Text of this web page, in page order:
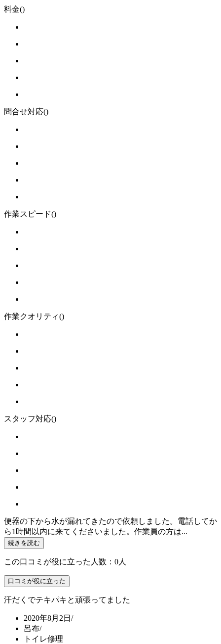
料金()
問合せ対応()
作業スピード()
作業クオリティ()
スタッフ対応()
便器の下から水が漏れてきたので依頼しました。電話してか
ら1時間以内に来てくださいました。作業員の方は...
続きを読む
この口コミが役に立った人数：0人
口コミが役に立った
汗だくでテキパキと頑張ってました
2020年8月2日 /
呂布/
トイレ修理